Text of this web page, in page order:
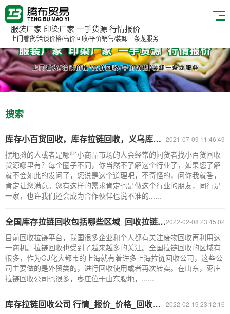
服装厂家 印染厂家 一手货源 行情报价
上门看货/洽谈价格/高价回收/平价销售/装卸一条龙服务
搜索
2021-07-09 11:46:49
库存小百货回收，库存拉链回收，义乌库存回收平台
摆地摊的人或者是哪些小商品市场的人会经常的问货者找小百货回收
货源哪里有？每个圈子不同，你当然不了解这个行业了，如果您了解
就不会如此的发问了，您说是这个道理吧，不奇怪的，问你我就答，
肯定让您满意。您有这样的需求肯定也是做这个行业的朋友，同行是
一家，也许我们还会成为合作伙伴也说不准的......
2022-02-08 23:45:02
全国库存拉链回收包括哪些区域_回收拉链平台
目前回收拉链平台，我国很多企业和个人都有关注废物回收再利用这
一商机。拉链回收也受到了越来越多的关注。全国拉链回收的区域有
很多，作为GJ化大都市的上海就有着许多上海拉链回收公司，这些公
司主要做的是外贸类的，进行回收使用或者再次转卖。在山东，枣庄
拉链回收公司也很多，枣庄位于山东腹地，......
2022-02-19 23:12:16
库存拉链回收公司 行情_报价_价格_回收拉链市场